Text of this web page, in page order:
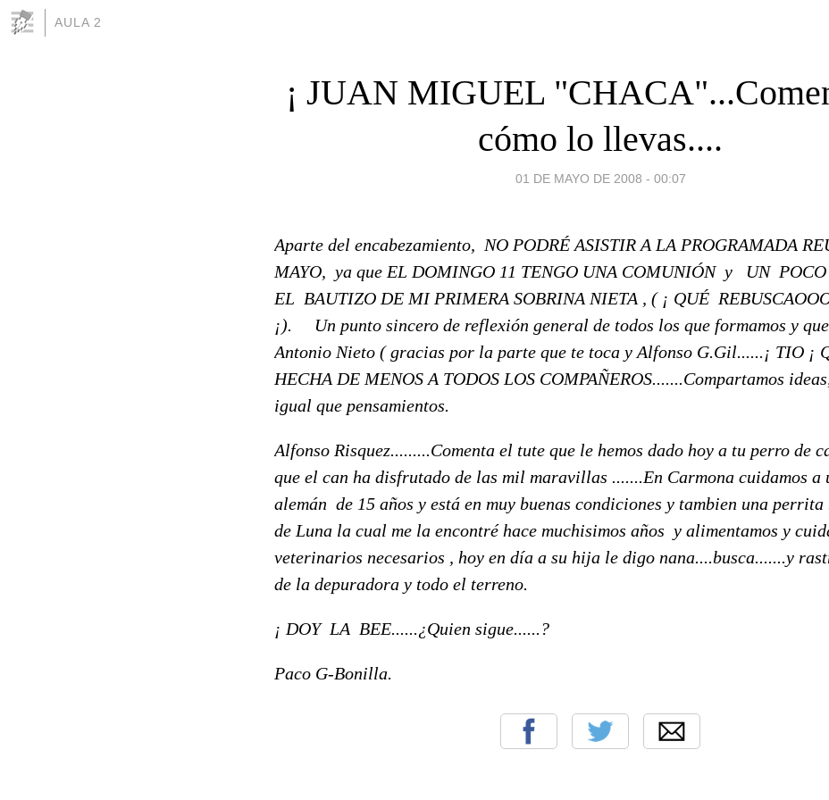
AULA 2
¡ JUAN MIGUEL
cómo lo llevas....
01 DE MAYO DE 2008 - 00:07
Aparte del encabezamiento, NO PODRÉ ASISTIR A LA PROGRAMADA
MAYO, ya que EL DOMINGO 11 TENGO UNA COMUNIÓN y UN POCO
EL BAUTIZO DE MI PRIMERA SOBRINA NIETA , ( ¡ QUÉ
¡). Un punto sincero de reflexión general de todos los que formamos y
Antonio Nieto ( gracias por la parte que te toca y Alfonso G.Gil......¡ TIO ¡
HECHA DE MENOS A TODOS LOS COMPAÑEROS.......Compartamos
igual que pensamientos.
Alfonso Risquez.........Comenta el tute que le hemos dado hoy a tu perro de
que el can ha disfrutado de las mil maravillas .......En Carmona cuidamos a
alemán de 15 años y está en muy buenas condiciones y tambien una
de Luna la cual me la encontré hace muchisimos años y alimentamos y
veterinarios necesarios , hoy en día a su hija le digo nana....busca.......y
de la depuradora y todo el terreno.
¡ DOY LA BEE......¿Quien sigue......?
Paco G-Bonilla.